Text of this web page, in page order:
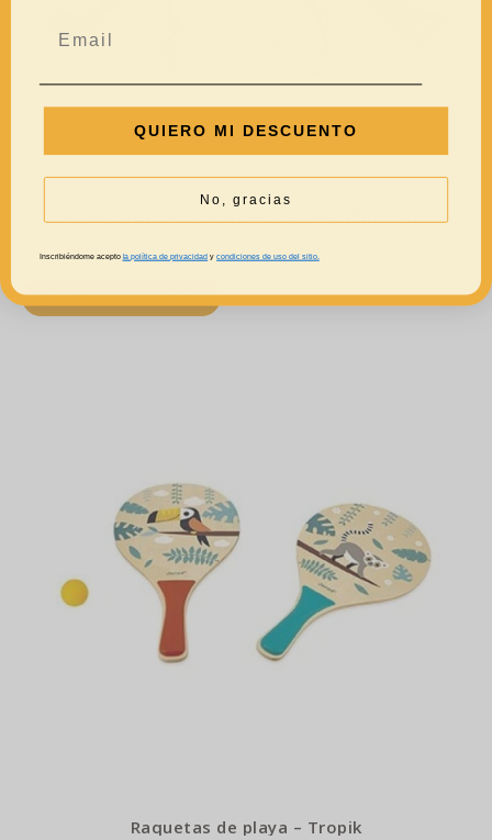
Camiseta de baño UV+ larga – Sailor dark
AÑADIR AL CARRITO
Raquetas de playa – Tropik
QUIERO MI DESCUENTO
No, gracias
Inscribiéndome acepto la política de privacidad ycondiciones de uso del sitio.